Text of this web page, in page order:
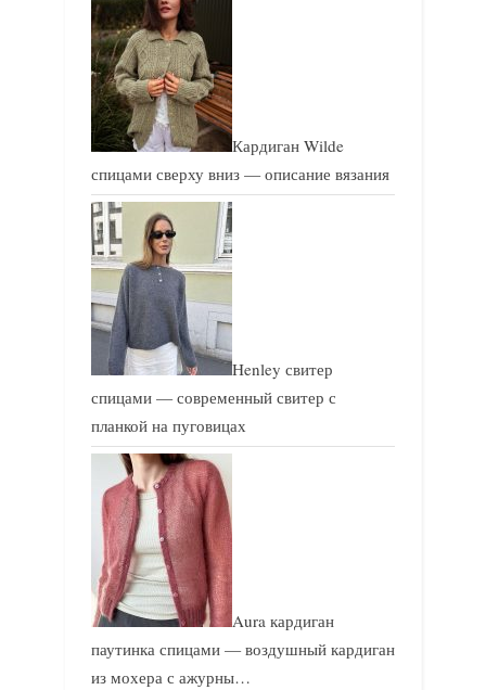
Кардиган Wilde
спицами сверху вниз — описание вязания
Henley свитер
спицами — современный свитер с
планкой на пуговицах
Aura кардиган
паутинка спицами — воздушный кардиган
из мохера с ажурны…